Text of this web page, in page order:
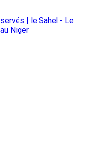
| le Sahel - Le
Niger